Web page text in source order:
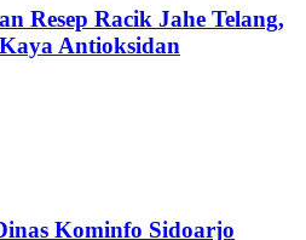
Resep Racik Jahe Telang,
Antioksidan
Kominfo Sidoarjo